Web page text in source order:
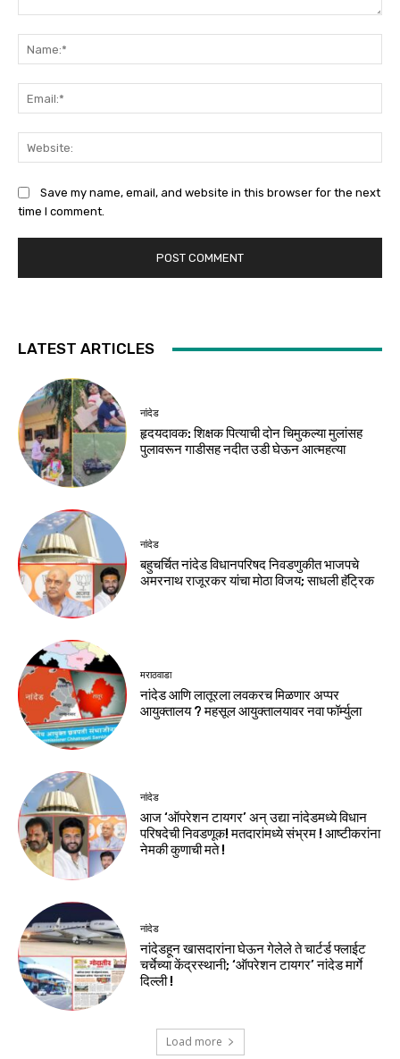
Save my name, email, and website in this browser for the next
time I comment.
LATEST ARTICLES
नांदेड
हृदयदावक: शिक्षक पित्याची दोन चिमुकल्या मुलांसह
पुलावरून गाडीसह नदीत उडी घेऊन आत्महत्या
नांदेड
बहुचर्चित नांदेड विधानपरिषद निवडणुकीत भाजपचे
अमरनाथ राजूरकर यांचा मोठा विजय; साधली हॅट्रिक
मराठवाडा
नांदेड आणि लातूरला लवकरच मिळणार अप्पर
आयुक्तालय ? महसूल आयुक्तालयावर नवा फॉर्म्युला
नांदेड
आज ‘ऑपरेशन टायगर’ अन् उद्या नांदेडमध्ये विधान
परिषदेची निवडणूक! मतदारांमध्ये संभ्रम ! आष्टीकरांना
नेमकी कुणाची मते !
नांदेड
नांदेडहून खासदारांना घेऊन गेलेले ते चार्टर्ड फ्लाईट
चर्चेच्या केंद्रस्थानी; ‘ऑपरेशन टायगर’ नांदेड मार्गे
दिल्ली !
Load more